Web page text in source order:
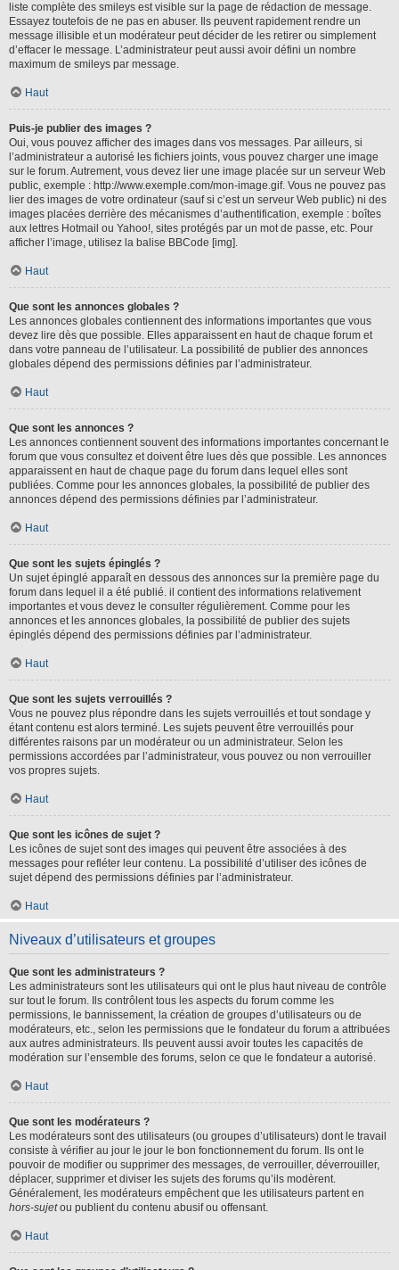
liste complète des smileys est visible sur la page de rédaction de message.
Essayez toutefois de ne pas en abuser. Ils peuvent rapidement rendre un
message illisible et un modérateur peut décider de les retirer ou simplement
d’effacer le message. L’administrateur peut aussi avoir défini un nombre
maximum de smileys par message.
Haut
Puis-je publier des images ?
Oui, vous pouvez afficher des images dans vos messages. Par ailleurs, si
l’administrateur a autorisé les fichiers joints, vous pouvez charger une image
sur le forum. Autrement, vous devez lier une image placée sur un serveur Web
public, exemple : http://www.exemple.com/mon-image.gif. Vous ne pouvez pas
lier des images de votre ordinateur (sauf si c’est un serveur Web public) ni des
images placées derrière des mécanismes d’authentification, exemple : boîtes
aux lettres Hotmail ou Yahoo!, sites protégés par un mot de passe, etc. Pour
afficher l’image, utilisez la balise BBCode [img].
Haut
Que sont les annonces globales ?
Les annonces globales contiennent des informations importantes que vous
devez lire dès que possible. Elles apparaissent en haut de chaque forum et
dans votre panneau de l’utilisateur. La possibilité de publier des annonces
globales dépend des permissions définies par l’administrateur.
Haut
Que sont les annonces ?
Les annonces contiennent souvent des informations importantes concernant le
forum que vous consultez et doivent être lues dès que possible. Les annonces
apparaissent en haut de chaque page du forum dans lequel elles sont
publiées. Comme pour les annonces globales, la possibilité de publier des
annonces dépend des permissions définies par l’administrateur.
Haut
Que sont les sujets épinglés ?
Un sujet épinglé apparaît en dessous des annonces sur la première page du
forum dans lequel il a été publié. il contient des informations relativement
importantes et vous devez le consulter régulièrement. Comme pour les
annonces et les annonces globales, la possibilité de publier des sujets
épinglés dépend des permissions définies par l’administrateur.
Haut
Que sont les sujets verrouillés ?
Vous ne pouvez plus répondre dans les sujets verrouillés et tout sondage y
étant contenu est alors terminé. Les sujets peuvent être verrouillés pour
différentes raisons par un modérateur ou un administrateur. Selon les
permissions accordées par l’administrateur, vous pouvez ou non verrouiller
vos propres sujets.
Haut
Que sont les icônes de sujet ?
Les icônes de sujet sont des images qui peuvent être associées à des
messages pour refléter leur contenu. La possibilité d’utiliser des icônes de
sujet dépend des permissions définies par l’administrateur.
Haut
Niveaux d’utilisateurs et groupes
Que sont les administrateurs ?
Les administrateurs sont les utilisateurs qui ont le plus haut niveau de contrôle
sur tout le forum. Ils contrôlent tous les aspects du forum comme les
permissions, le bannissement, la création de groupes d’utilisateurs ou de
modérateurs, etc., selon les permissions que le fondateur du forum a attribuées
aux autres administrateurs. Ils peuvent aussi avoir toutes les capacités de
modération sur l’ensemble des forums, selon ce que le fondateur a autorisé.
Haut
Que sont les modérateurs ?
Les modérateurs sont des utilisateurs (ou groupes d’utilisateurs) dont le travail
consiste à vérifier au jour le jour le bon fonctionnement du forum. Ils ont le
pouvoir de modifier ou supprimer des messages, de verrouiller, déverrouiller,
déplacer, supprimer et diviser les sujets des forums qu’ils modèrent.
Généralement, les modérateurs empêchent que les utilisateurs partent en
hors-sujetou publient du contenu abusif ou offensant.
Haut